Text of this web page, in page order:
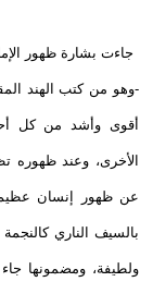
جاءت بشارة ظهور
-وهو من كتب الهند
أقوى وأشد من كل
الأخرى، وعند ظهوره
عن ظهور إنسان عظيمٍ
بالسيف الناري
ولطيفة، ومضمونها